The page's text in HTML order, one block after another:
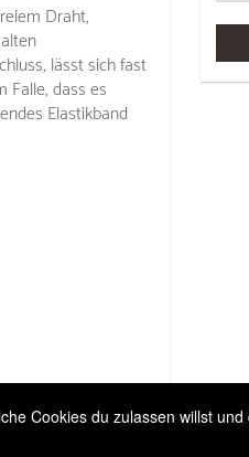
Draht,
lässt sich fast
Falle, dass es
Elastikband
Cookies du zulassen willst